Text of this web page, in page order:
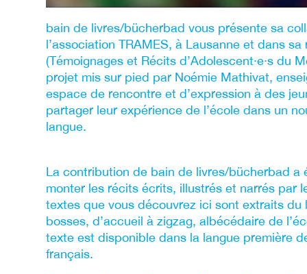
bain de livres/bücherbad vous présente sa
l’association TRAMES, à Lausanne et dans sa
(Témoignages et Récits d’Adolescent∙e∙s du
projet mis sur pied par Noémie Mathivat,
espace de rencontre et d’expression à des
partager leur expérience de l’école dans un
langue.
La contribution de bain de livres/bücherbad a
monter les récits écrits, illustrés et narrés par
textes que vous découvrez ici sont extraits du
bosses, d’accueil à zigzag, albécédaire de
texte est disponible dans la langue première
français.